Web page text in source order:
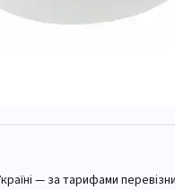
— за тарифами